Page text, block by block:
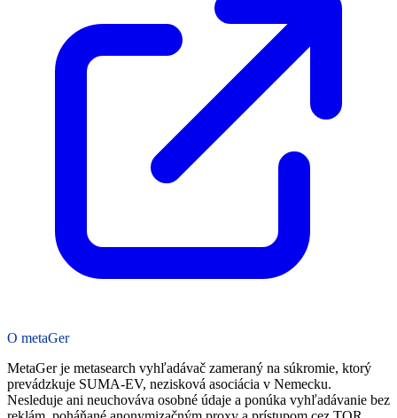
O metaGer
MetaGer je metasearch vyhľadávač zameraný na súkromie, ktorý
prevádzkuje SUMA-EV, nezisková asociácia v Nemecku.
Nesleduje ani neuchováva osobné údaje a ponúka vyhľadávanie bez